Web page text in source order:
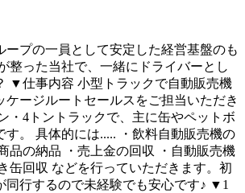
ープの一員として安定した経営基盤のも
整った当社で、一緒にドライバーとし
▼仕事内容 小型トラックで自動販売機
ケージルートセールスをご担当いただき
・4トントラックで、主に缶やペットボ
す。 具体的には..... ・飲料自動販売機の
品の納品 ・売上金の回収 ・自動販売機
缶回収 などを行っていただきます。初
同行するので未経験でも安心です♪ ▼1